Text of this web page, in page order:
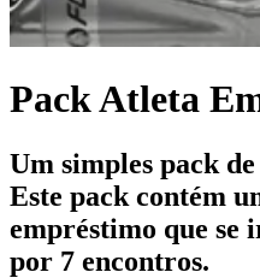
Pack Atleta
Um simples pack
Este pack contém
empréstimo que se
por 7 encontros.